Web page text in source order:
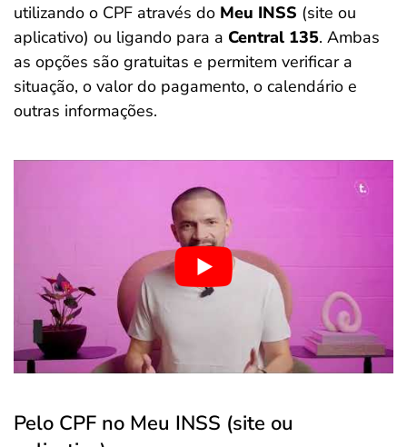
utilizando o CPF através do Meu INSS (site ou
aplicativo) ou ligando para a Central 135. Ambas
as opções são gratuitas e permitem verificar a
situação, o valor do pagamento, o calendário e
outras informações.
Pelo CPF no Meu INSS (site ou